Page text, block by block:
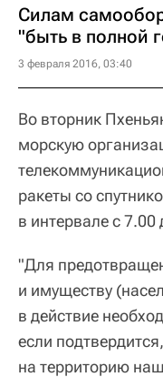
Силам
"быть в полной
3 февраля 2016, 03:40
Во вторник
морскую
ракеты со
в интервале с
"Для
и имуществу
в действие
если
на территорию